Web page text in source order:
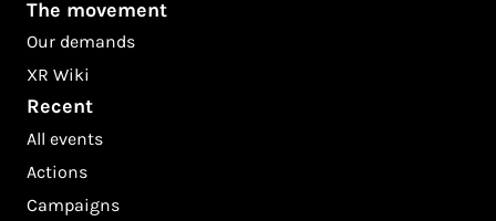
The movement
Our demands
XR Wiki
Recent
All events
Actions
Campaigns